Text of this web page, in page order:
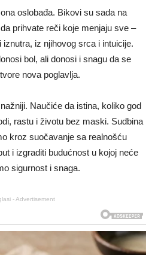
oslobađa. Bikovi su sada na
prihvate reči koje menjaju sve –
iznutra, iz njihovog srca i intuicije.
bol, ali donosi i snagu da se
nova poglavlja.
Naučiće da istina, koliko god
rastu i životu bez maski. Sudbina
kroz suočavanje sa realnošću
i izgraditi budućnost u kojoj neće
sigurnost i snaga.
- Advertisement